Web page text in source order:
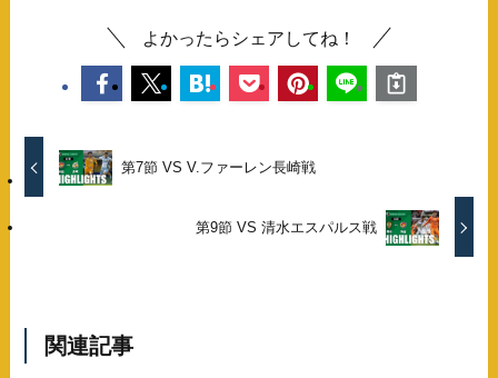
よかったらシェアしてね！
第7節 VS V.ファーレン長崎戦
第9節 VS 清水エスパルス戦
関連記事